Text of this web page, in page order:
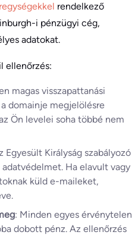
rendelkező
i pénzügyi cég,
adatokat.
ellenőrzés:
magas visszapattanási
domainje megjelölésre
Ön levelei soha többé nem
Egyesült Királyság szabályozó
Ha elavult vagy
küld e-maileket,
: Minden egyes érvénytelen
dobott pénz. Az ellenőrzés